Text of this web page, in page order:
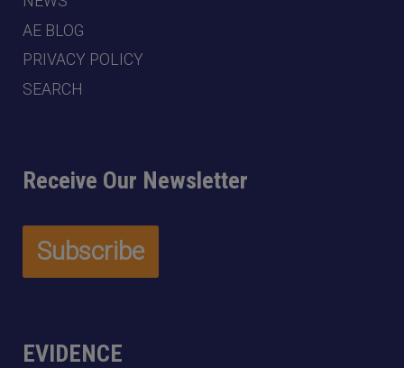
AE BLOG
PRIVACY POLICY
SEARCH
Receive Our Newsletter
EVIDENCE